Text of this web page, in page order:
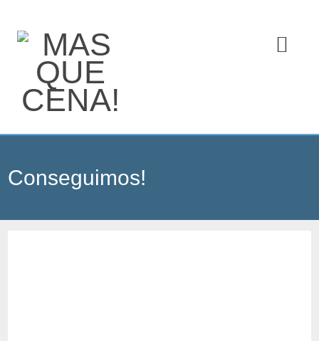
Conseguimos!